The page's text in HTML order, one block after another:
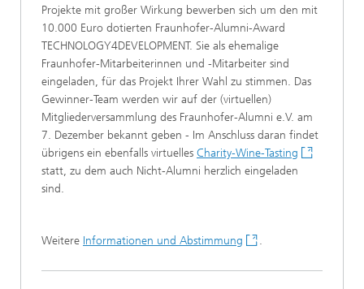
Projekte mit großer Wirkung bewerben sich um den mit
10.000 Euro dotierten Fraunhofer-Alumni-Award
TECHNOLOGY4DEVELOPMENT. Sie als ehemalige
Fraunhofer-Mitarbeiterinnen und -Mitarbeiter sind
eingeladen, für das Projekt Ihrer Wahl zu stimmen. Das
Gewinner-Team werden wir auf der (virtuellen)
Mitgliederversammlung des Fraunhofer-Alumni e.V. am
7. Dezember bekannt geben - Im Anschluss daran findet
übrigens ein ebenfalls virtuelles Charity-Wine-Tasting
statt, zu dem auch Nicht-Alumni herzlich eingeladen
sind.
Weitere Informationen und Abstimmung .